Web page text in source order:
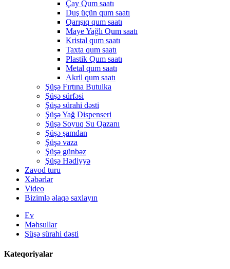
Çay Qum saatı
Duş üçün qum saatı
Qarışıq qum saatı
Maye Yağlı Qum saatı
Kristal qum saatı
Taxta qum saatı
Plastik Qum saatı
Metal qum saatı
Akril qum saatı
Şüşə Fırtına Butulka
Şüşə sürfəsi
Şüşə sürahi dəsti
Şüşə Yağ Dispenseri
Şüşə Soyuq Su Qazanı
Şüşə şamdan
Şüşə vaza
Şüşə günbəz
Şüşə Hədiyyə
Zavod turu
Xəbərlər
Video
Bizimlə əlaqə saxlayın
Ev
Məhsullar
Şüşə sürahi dəsti
Kateqoriyalar